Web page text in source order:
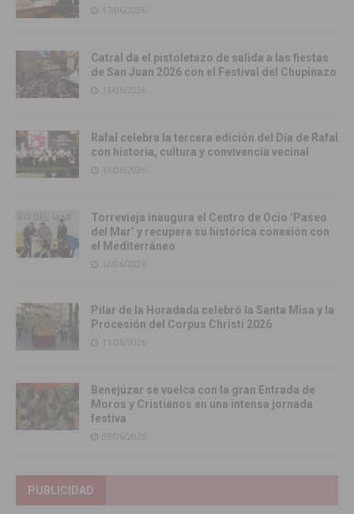
17/06/2026
Catral da el pistoletazo de salida a las fiestas
de San Juan 2026 con el Festival del Chupinazo
13/06/2026
Rafal celebra la tercera edición del Día de Rafal
con historia, cultura y convivencia vecinal
13/06/2026
Torrevieja inaugura el Centro de Ocio ‘Paseo
del Mar’ y recupera su histórica conexión con
el Mediterráneo
12/06/2026
Pilar de la Horadada celebró la Santa Misa y la
Procesión del Corpus Christi 2026
11/06/2026
Benejúzar se vuelca con la gran Entrada de
Moros y Cristianos en una intensa jornada
festiva
09/06/2026
PUBLICIDAD